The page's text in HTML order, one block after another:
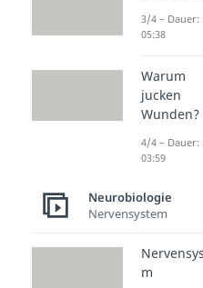
welche
willst das
Videodazu
3/4 – Dauer:
05:38
Warum
jucken
Wunden?
4/4 – Dauer:
03:59
Neurobiologie
Nervensystem
m